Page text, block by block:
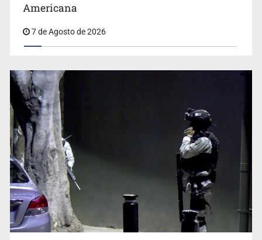
Americana
7 de Agosto de 2026